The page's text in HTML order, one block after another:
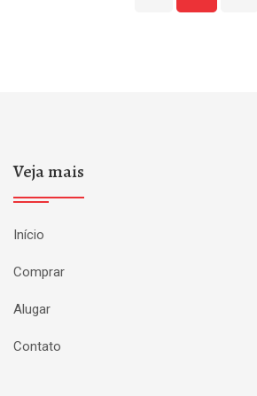
Veja mais
Início
Comprar
Alugar
Contato